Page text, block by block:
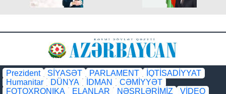
Prezident SİYASƏT PARLAMENT
İQTİSADİYYAT
Humanitar
DÜNYA İDMAN
CƏMİYYƏT
FOTOXRONIKA
ELANLAR NƏŞRLƏRİMİZ VİDEO